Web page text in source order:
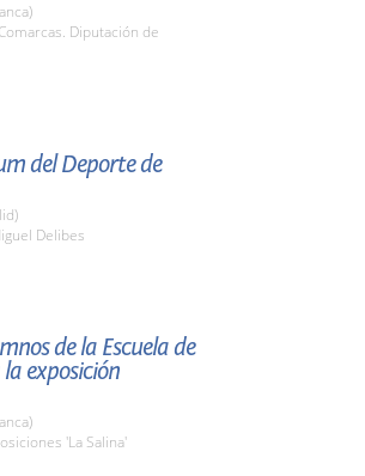
Diputación de
del Deporte de
Delibes
de la Escuela de
exposición
'La Salina'